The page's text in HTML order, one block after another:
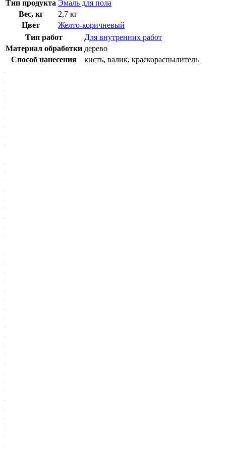
Тип продукта Эмаль для пола
Вес, кг
2,7 кг
Цвет
Желто-коричневый
Тип работ
Для внутренних работ
Материал обработки дерево
Способ нанесения
кисть, валик, краскораспылитель